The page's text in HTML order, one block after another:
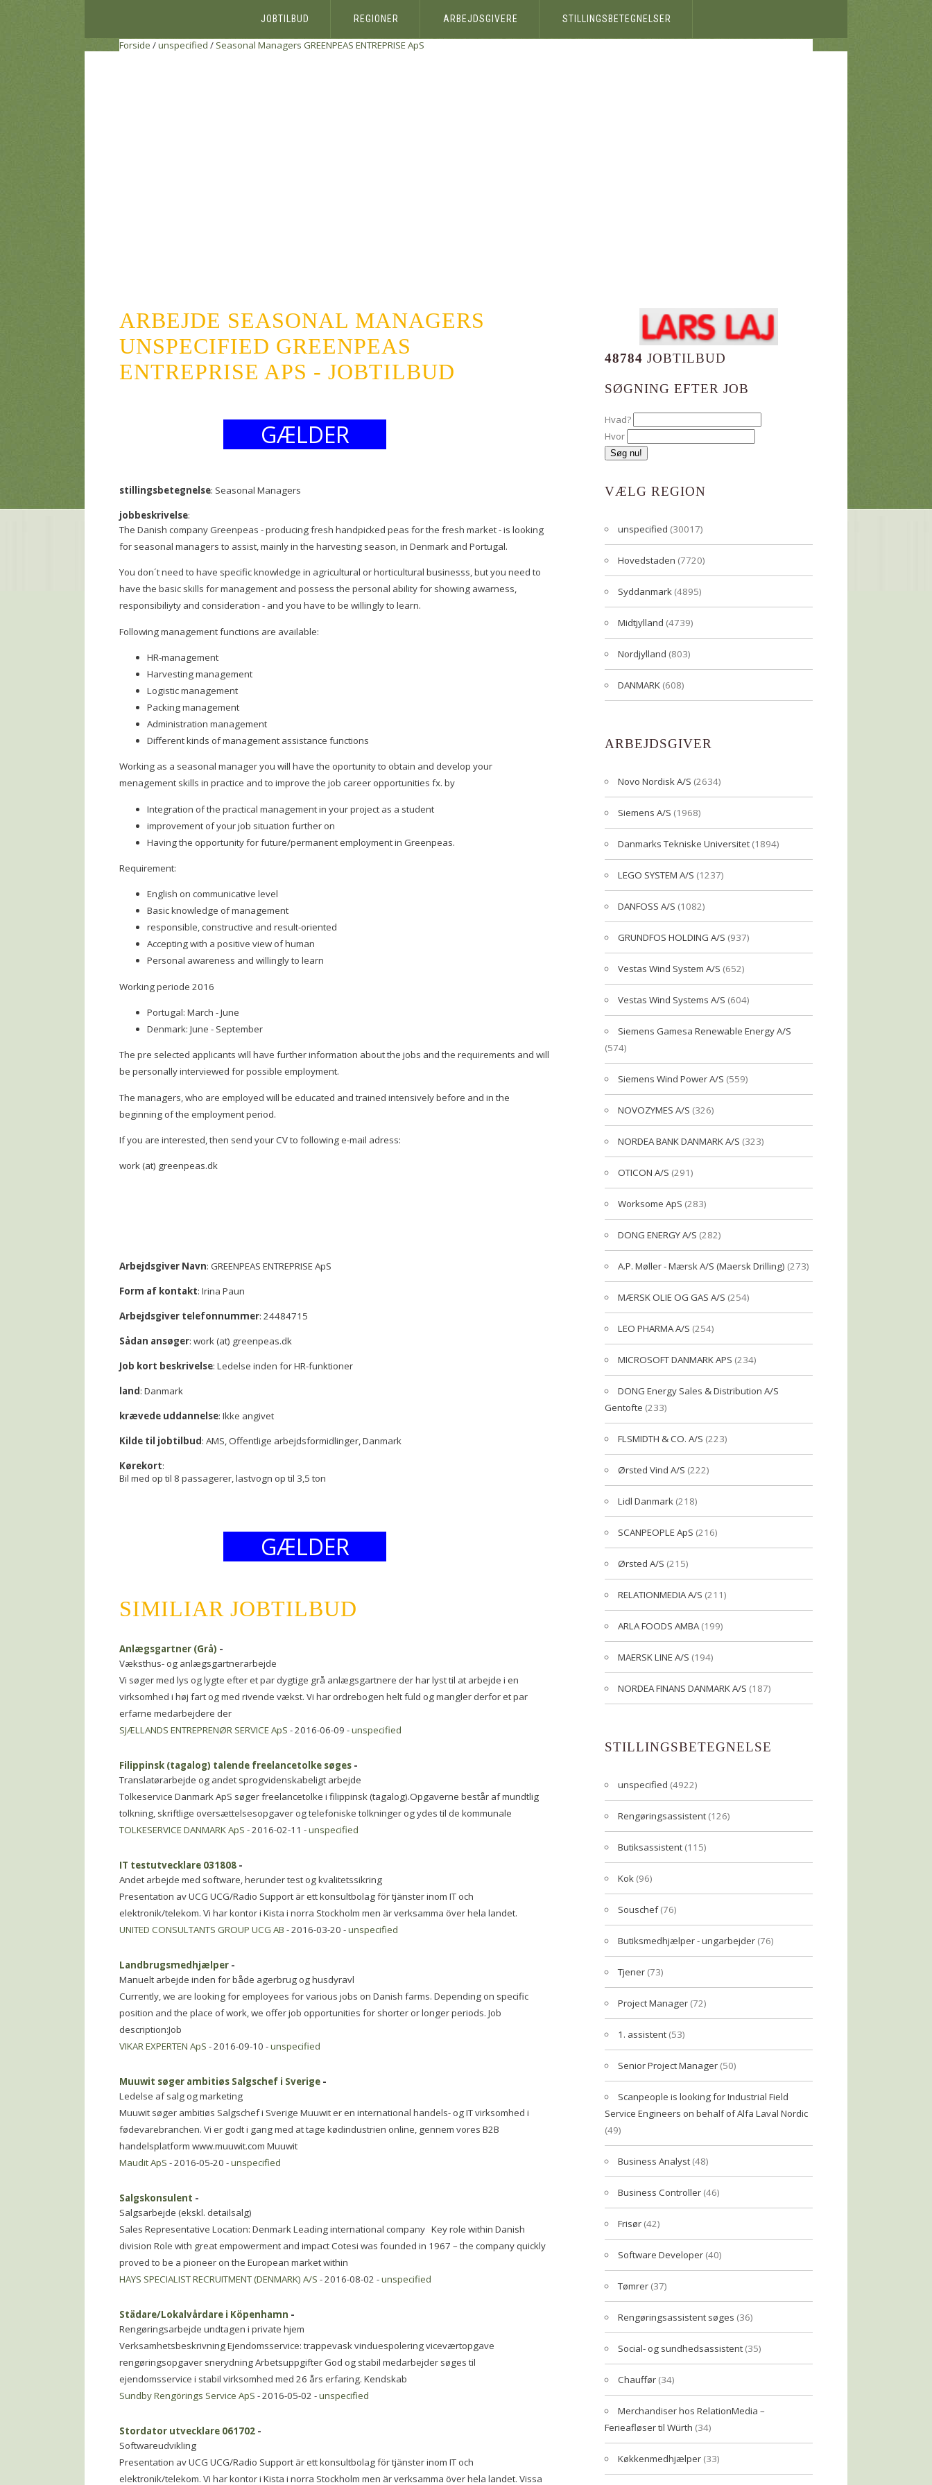
JOBTILBUD REGIONER ARBEJDSGIVERE STILLINGSBETEGNELSER
Forside /unspecified / Seasonal Managers GREENPEAS ENTREPRISE ApS
ARBEJDE SEASONAL MANAGERS
UNSPECIFIED GREENPEAS
ENTREPRISE APS - JOBTILBUD
GÆLDER
stillingsbetegnelse: Seasonal Managers
jobbeskrivelse:
The Danish company Greenpeas - producing fresh handpicked peas for the fresh market - is looking
for seasonal managers to assist, mainly in the harvesting season, in Denmark and Portugal.
You don´t need to have specific knowledge in agricultural or horticultural businesss, but you need to
have the basic skills for management and possess the personal ability for showing awarness,
responsibiliyty and consideration - and you have to be willingly to learn.
Following management functions are available:
HR-management
Harvesting management
Logistic management
Packing management
Administration management
Different kinds of management assistance functions
Working as a seasonal manager you will have the oportunity to obtain and develop your
menagement skills in practice and to improve the job career opportunities fx. by
Integration of the practical management in your project as a student
improvement of your job situation further on
Having the opportunity for future/permanent employment in Greenpeas.
Requirement:
English on communicative level
Basic knowledge of management
responsible, constructive and result-oriented
Accepting with a positive view of human
Personal awareness and willingly to learn
Working periode 2016
Portugal: March - June
Denmark: June - September
The pre selected applicants will have further information about the jobs and the requirements and will
be personally interviewed for possible employment.
The managers, who are employed will be educated and trained intensively before and in the
beginning of the employment period.
If you are interested, then send your CV to following e-mail adress:
work (at) greenpeas.dk
Arbejdsgiver Navn: GREENPEAS ENTREPRISE ApS
Form af kontakt: Irina Paun
Arbejdsgiver telefonnummer: 24484715
Sådan ansøger: work (at) greenpeas.dk
Job kort beskrivelse: Ledelse inden for HR-funktioner
land: Danmark
krævede uddannelse: Ikke angivet
Kilde til jobtilbud: AMS, Offentlige arbejdsformidlinger, Danmark
Kørekort:
Bil med op til 8 passagerer, lastvogn op til 3,5 ton
GÆLDER
SIMILIAR JOBTILBUD
Anlægsgartner (Grå) -
Væksthus- og anlægsgartnerarbejde
Vi søger med lys og lygte efter et par dygtige grå anlægsgartnere der har lyst til at arbejde i en
virksomhed i høj fart og med rivende vækst. Vi har ordrebogen helt fuld og mangler derfor et par
erfarne medarbejdere der
SJÆLLANDS ENTREPRENØR SERVICE ApS - 2016-06-09 -unspecified
Filippinsk (tagalog) talende freelancetolke søges -
Translatørarbejde og andet sprogvidenskabeligt arbejde
Tolkeservice Danmark ApS søger freelancetolke i filippinsk (tagalog).Opgaverne består af mundtlig
tolkning, skriftlige oversættelsesopgaver og telefoniske tolkninger og ydes til de kommunale
TOLKESERVICE DANMARK ApS - 2016-02-11 -unspecified
IT testutvecklare 031808 -
Andet arbejde med software, herunder test og kvalitetssikring
Presentation av UCG UCG/Radio Support är ett konsultbolag för tjänster inom IT och
elektronik/telekom. Vi har kontor i Kista i norra Stockholm men är verksamma över hela landet.
UNITED CONSULTANTS GROUP UCG AB - 2016-03-20 -unspecified
Landbrugsmedhjælper -
Manuelt arbejde inden for både agerbrug og husdyravl
Currently, we are looking for employees for various jobs on Danish farms. Depending on specific
position and the place of work, we offer job opportunities for shorter or longer periods. Job
description:Job
VIKAR EXPERTEN ApS - 2016-09-10 -unspecified
Muuwit søger ambitiøs Salgschef i Sverige -
Ledelse af salg og marketing
Muuwit søger ambitiøs Salgschef i Sverige Muuwit er en international handels- og IT virksomhed i
fødevarebranchen. Vi er godt i gang med at tage kødindustrien online, gennem vores B2B
handelsplatform www.muuwit.com Muuwit
Maudit ApS - 2016-05-20 -unspecified
Salgskonsulent -
Salgsarbejde (ekskl. detailsalg)
Sales Representative Location: Denmark Leading international company Key role within Danish
division Role with great empowerment and impact Cotesi was founded in 1967 – the company quickly
proved to be a pioneer on the European market within
HAYS SPECIALIST RECRUITMENT (DENMARK) A/S - 2016-08-02 -unspecified
Städare/Lokalvårdare i Köpenhamn -
Rengøringsarbejde undtagen i private hjem
Verksamhetsbeskrivning Ejendomsservice: trappevask vinduespolering viceværtopgave
rengøringsopgaver snerydning Arbetsuppgifter God og stabil medarbejder søges til
ejendomsservice i stabil virksomhed med 26 års erfaring. Kendskab
Sundby Rengörings Service ApS - 2016-05-02 -unspecified
Stordator utvecklare 061702 -
Softwareudvikling
Presentation av UCG UCG/Radio Support är ett konsultbolag för tjänster inom IT och
elektronik/telekom. Vi har kontor i Kista i norra Stockholm men är verksamma över hela landet. Vissa
48784 JOBTILBUD
SØGNING EFTER JOB
Hvad?
Hvor
VÆLG REGION
unspecified (30017)
Hovedstaden (7720)
Syddanmark (4895)
Midtjylland (4739)
Nordjylland (803)
DANMARK (608)
ARBEJDSGIVER
Novo Nordisk A/S (2634)
Siemens A/S (1968)
Danmarks Tekniske Universitet (1894)
LEGO SYSTEM A/S (1237)
DANFOSS A/S (1082)
GRUNDFOS HOLDING A/S (937)
Vestas Wind System A/S (652)
Vestas Wind Systems A/S (604)
Siemens Gamesa Renewable Energy A/S
(574)
Siemens Wind Power A/S (559)
NOVOZYMES A/S (326)
NORDEA BANK DANMARK A/S (323)
OTICON A/S (291)
Worksome ApS (283)
DONG ENERGY A/S (282)
A.P. Møller - Mærsk A/S (Maersk Drilling) (273)
MÆRSK OLIE OG GAS A/S (254)
LEO PHARMA A/S (254)
MICROSOFT DANMARK APS (234)
DONG Energy Sales & Distribution A/S
Gentofte (233)
FLSMIDTH & CO. A/S (223)
Ørsted Vind A/S (222)
Lidl Danmark (218)
SCANPEOPLE ApS (216)
Ørsted A/S (215)
RELATIONMEDIA A/S (211)
ARLA FOODS AMBA(199)
MAERSK LINE A/S (194)
NORDEA FINANS DANMARK A/S (187)
STILLINGSBETEGNELSE
unspecified (4922)
Rengøringsassistent (126)
Butiksassistent (115)
Kok (96)
Souschef(76)
Butiksmedhjælper - ungarbejder (76)
Tjener (73)
Project Manager (72)
1. assistent (53)
Senior Project Manager (50)
Scanpeople is looking for Industrial Field
Service Engineers on behalf of Alfa Laval Nordic
(49)
Business Analyst (48)
Business Controller (46)
Frisør (42)
Software Developer (40)
Tømrer (37)
Rengøringsassistent søges (36)
Social- og sundhedsassistent (35)
Chauffør (34)
Merchandiser hos RelationMedia –
Ferieafløser til Würth (34)
Køkkenmedhjælper (33)